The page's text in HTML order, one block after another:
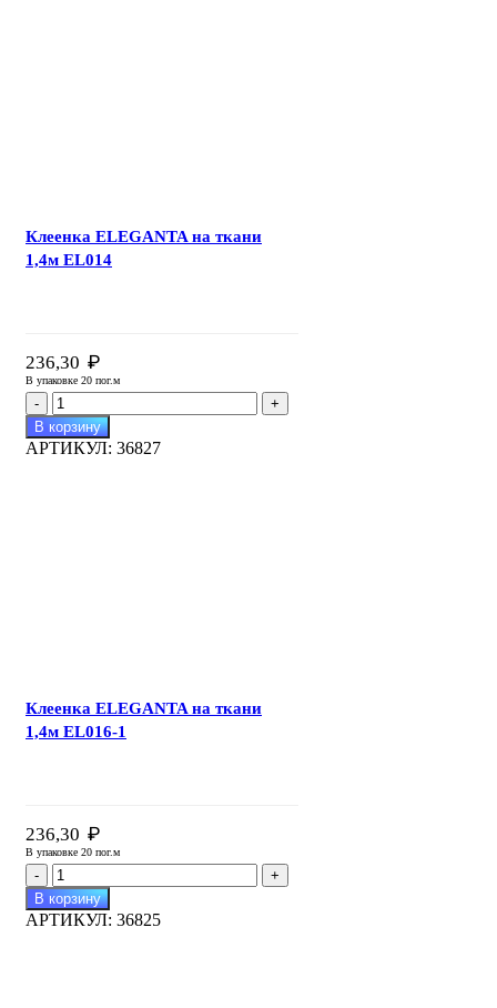
Клеенка ELEGANTA на ткани
1,4м EL014
236,30 ₽
В упаковке 20 пог.м
Количество
товара
Клеенка
ELEGANTA
В корзину
АРТИКУЛ: 36827
Клеенка ELEGANTA на ткани
1,4м EL016-1
236,30 ₽
В упаковке 20 пог.м
Количество
товара
Клеенка
ELEGANTA
В корзину
АРТИКУЛ: 36825